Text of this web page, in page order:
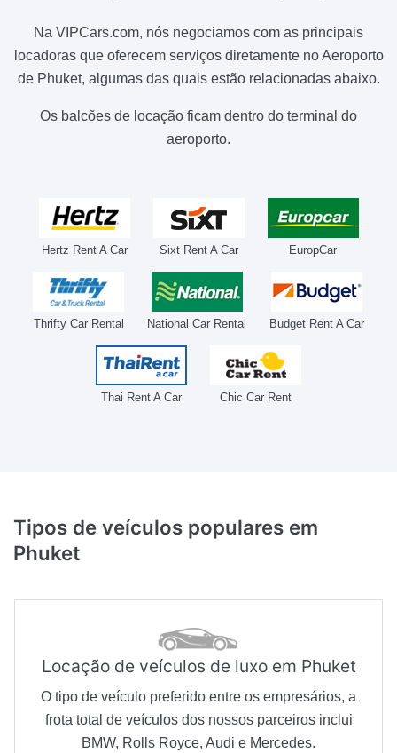
Na VIPCars.com, nós negociamos com as principais
locadoras que oferecem serviços diretamente no Aeroporto
de Phuket, algumas das quais estão relacionadas abaixo.
Os balcões de locação ficam dentro do terminal do
aeroporto.
Hertz Rent A Car Sixt Rent A Car EuropCar
Thrifty Car Rental National Car Rental Budget Rent A Car
Thai Rent A Car Chic Car Rent
Tipos de veículos populares em
Phuket
Locação de veículos de luxo em Phuket
O tipo de veículo preferido entre os empresários, a
frota total de veículos dos nossos parceiros inclui
BMW, Rolls Royce, Audi e Mercedes.